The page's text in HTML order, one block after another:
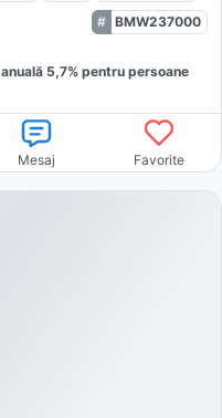
BMW237000
anuală 5,7% pentru persoane
Mesaj Favorite